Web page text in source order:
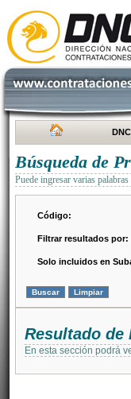
Búsqueda de
Puede ingresar varias
Código:
Filtrar resultados por:
Solo incluidos en
Resultado de
En esta sección podrá